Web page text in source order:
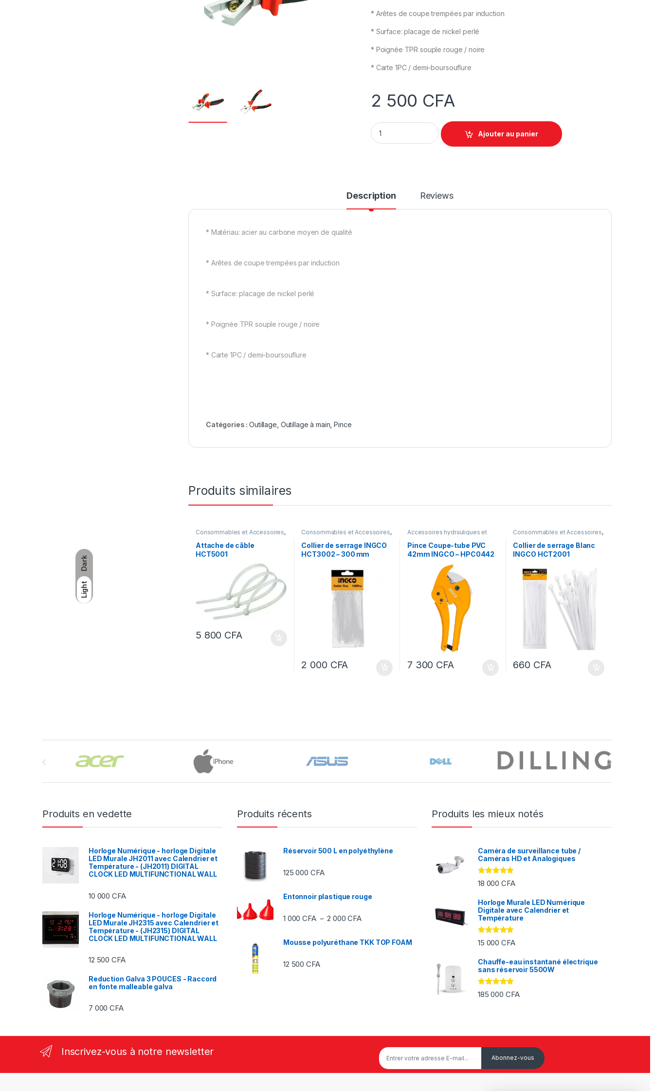
Dark
Light
* Arêtes de coupe trempées par induction
* Surface: placage de nickel perlé
* Poignée TPR souple rouge / noire
* Carte 1PC / demi-boursouflure
2 500 CFA
Pince à dénuder quantity
Ajouter au panier
Description Reviews
* Matériau: acier au carbone moyen de qualité
* Arêtes de coupe trempées par induction
* Surface: placage de nickel perlé
* Poignée TPR souple rouge / noire
* Carte 1PC / demi-boursouflure
Catégories :Outillage Outillage à main ,Pince
Produits similaires
Consommables et Accessoires,
Attache de câble
HCT5001
5 800 CFA
Consommables et Accessoires,
Collier de serrage INGCO
HCT3002 – 300 mm
2 000 CFA
Accessoires hydrauliques et
Outillage,Outillage à main,
Pince,Plomberie
Pince Coupe-tube PVC
42mm INGCO – HPC0442
7 300 CFA
Consommables et Accessoires,
Collier de serrage Blanc
INGCO HCT2001
660 CFA
Produits en vedette
Horloge Numérique - horloge Digitale
LED Murale JH2011 avec Calendrier et
Température - (JH2011) DIGITAL
CLOCK LED MULTIFUNCTIONAL WALL
10 000CFA
Horloge Numérique - horloge Digitale
LED Murale JH2315 avec Calendrier et
Température - (JH2315) DIGITAL
CLOCK LED MULTIFUNCTIONAL WALL
12 500CFA
Reduction Galva 3 POUCES - Raccord
en fonte malleable galva
7 000CFA
Produits récents
Réservoir 500 L en polyéthylène
125 000 CFA
Entonnoir plastique rouge
1 000CFA – 2 000CFAPlage de prix : 1 000 CFA à 2 000 CFA
Mousse polyuréthane TKK TOP FOAM
12 500CFA
Produits les mieux notés
Caméra de surveillance tube /
Caméras HD et Analogiques
Note5.00
sur 5
18 000CFA
Horloge Murale LED Numérique
Digitale avec Calendrier et
Température
Note5.00
sur 5
15 000CFA
Chauffe-eau instantané électrique
sans réservoir 5500W
Note5.00
sur 5
185 000 CFA
Inscrivez-vous à notre newsletter